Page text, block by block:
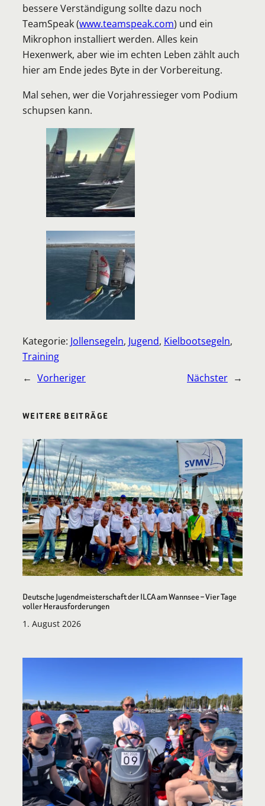
bessere Verständigung sollte dazu noch
TeamSpeak (www.teamspeak.com) und ein
Mikrophon installiert werden. Alles kein
Hexenwerk, aber wie im echten Leben zählt auch
hier am Ende jedes Byte in der Vorbereitung.
Mal sehen, wer die Vorjahressieger vom Podium
schupsen kann.
Kategorie: Jollensegeln, Jugend, Kielbootsegeln
Training
← Vorheriger Nächster →
WEITERE BEITRÄGE
Deutsche Jugendmeisterschaft der ILCA am Wannsee – Vier Tage
voller Herausforderungen
1. August 2026